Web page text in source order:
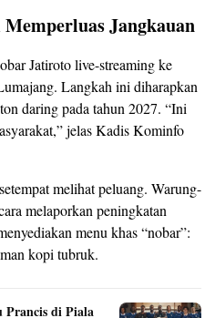
Jangkauan
Jatiroto live-streaming ke
Langkah ini diharapkan
daring pada tahun 2027. “Ini
jelas Kadis Kominfo
melihat peluang. Warung-
melaporkan peningkatan
menu khas “nobar”:
kopi tubruk.
Prancis di Piala